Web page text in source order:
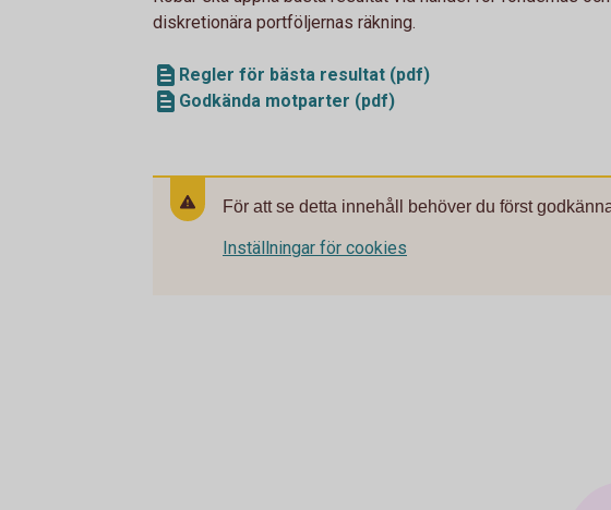
diskretionära portföljernas räkning.
Regler för bästa resultat (pdf)
Godkända motparter (pdf)
För att se detta innehåll behöver du först
Inställningar för cookies